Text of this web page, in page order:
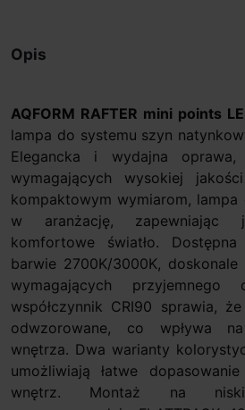
Opis
AQFORM RAFTER mini points
lampa do systemu szyn
Elegancka i wydajna
wymagających wysokiej
kompaktowym wymiarom,
w aranżację, zapewniając
komfortowe światło.
barwie 2700K/3000K,
wymagających przyjemnego
współczynnik CRI90 sprawia,
odwzorowane, co wpływa
wnętrza. Dwa warianty
umożliwiają łatwe
wnętrz. Montaż na